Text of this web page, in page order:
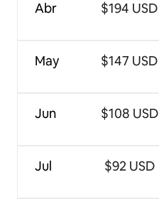
Abr
May
Jun
Jul
$194 USD
$147 USD
$108 USD
$92 USD